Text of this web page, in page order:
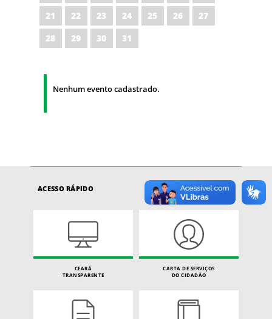
21
22 23 24 25 26
27
28
29 30 31
Nenhum evento cadastrado.
ACESSO RÁPIDO
CEARÁ
TRANSPARENTE
CARTA DE SERVIÇOS
DO CIDADÃO